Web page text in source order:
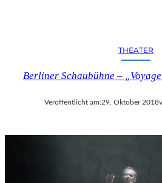
THEATER
Berliner Schaubühne –
Veröffentlicht am:29. Oktober 2018